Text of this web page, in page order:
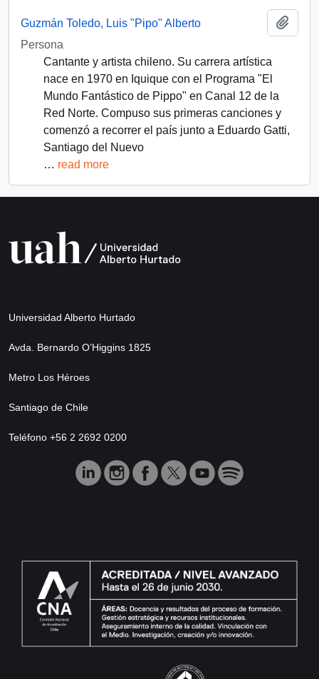
Guzmán Toledo, Luis "Pipo" Alberto
Persona
Cantante y artista chileno. Su carrera artística
nace en 1970 en Iquique con el Programa "El
Mundo Fantástico de Pippo" en Canal 12 de la
Red Norte. Compuso sus primeras canciones y
comenzó a recorrer el país junto a Eduardo Gatti,
Santiago del Nuevo
… read more
Universidad Alberto Hurtado
Avda. Bernardo O’Higgins 1825
Metro Los Héroes
Santiago de Chile
Teléfono +56 2 2692 0200